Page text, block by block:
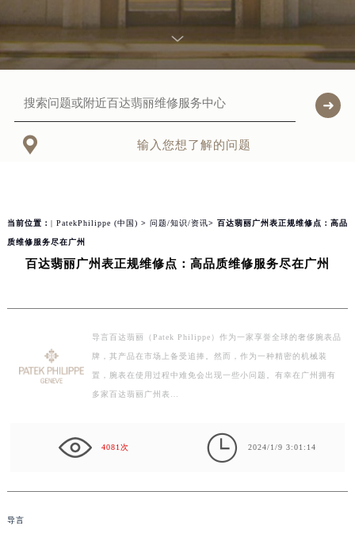
 输入您想了解的问题
当前位置： | PatekPhilippe (中国) > 问题/知识/资讯> 百达翡丽广州表正规维修点：高品
质维修服务尽在广州
百达翡丽广州表正规维修点：高品质维修服务尽在广州
导言百达翡丽（Patek Philippe）作为一家享誉全球的奢侈腕表品
牌，其产品在市场上备受追捧。然而，作为一种精密的机械装
置，腕表在使用过程中难免会出现一些小问题。有幸在广州拥有
多家百达翡丽广州表…
4081次  2024/1/9 3:01:14
导言